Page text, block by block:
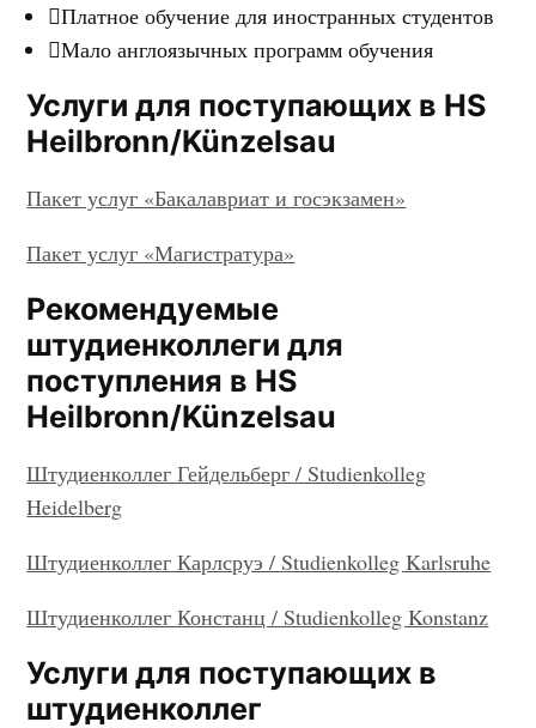
Платное обучение для иностранных студентов
Мало англоязычных программ обучения
Услуги для поступающих в HS
Heilbronn/Künzelsau
Пакет услуг «Бакалавриат и госэкзамен»
Пакет услуг «Магистратура»
Рекомендуемые
штудиенколлеги для
поступления в HS
Heilbronn/Künzelsau
Штудиенколлег Гейдельберг / Studienkolleg
Heidelberg
Штудиенколлег Карлсруэ / Studienkolleg Karlsruhe
Штудиенколлег Констанц / Studienkolleg Konstanz
Услуги для поступающих в
штудиенколлег